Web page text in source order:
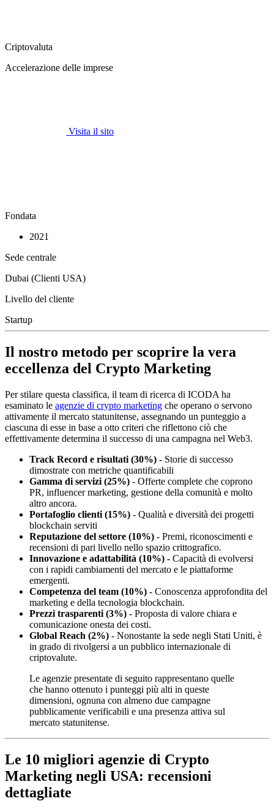
Criptovaluta
Accelerazione delle imprese
Visita il sito
Fondata
2021
Sede centrale
Dubai (Clienti USA)
Livello del cliente
Startup
Il nostro metodo per scoprire la vera
eccellenza del Crypto Marketing
Per stilare questa classifica, il team di ricerca di ICODA ha
esaminato le agenzie di crypto marketing che operano o servono
attivamente il mercato statunitense, assegnando un punteggio a
ciascuna di esse in base a otto criteri che riflettono ciò che
effettivamente determina il successo di una campagna nel Web3.
Track Record e risultati (30%) - Storie di successo
dimostrate con metriche quantificabili
Gamma di servizi (25%) - Offerte complete che coprono
PR, influencer marketing, gestione della comunità e molto
altro ancora.
Portafoglio clienti (15%) - Qualità e diversità dei progetti
blockchain serviti
Reputazione del settore (10%) - Premi, riconoscimenti e
recensioni di pari livello nello spazio crittografico.
Innovazione e adattabilità (10%) - Capacità di evolversi
con i rapidi cambiamenti del mercato e le piattaforme
emergenti.
Competenza del team (10%) - Conoscenza approfondita del
marketing e della tecnologia blockchain.
Prezzi trasparenti (3%) - Proposta di valore chiara e
comunicazione onesta dei costi.
Global Reach (2%) - Nonostante la sede negli Stati Uniti, è
in grado di rivolgersi a un pubblico internazionale di
criptovalute.
Le agenzie presentate di seguito rappresentano quelle
che hanno ottenuto i punteggi più alti in queste
dimensioni, ognuna con almeno due campagne
pubblicamente verificabili e una presenza attiva sul
mercato statunitense.
Le 10 migliori agenzie di Crypto
Marketing negli USA: recensioni
dettagliate